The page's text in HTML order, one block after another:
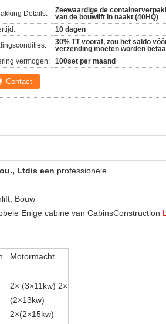
Details:
Zeewaardige de
van de bouwlift in naakt (40HQ)
10 dagen
30% TT vooraf, zou het saldo
verzending moeten worden
vermogen:
100set per maand
Contact
Ltdis een professionele
Bouw
Enige cabine van CabinsConstruction
Motormacht
2× (3×11kw) 2×
(2×13kw)
2×(2×15kw)